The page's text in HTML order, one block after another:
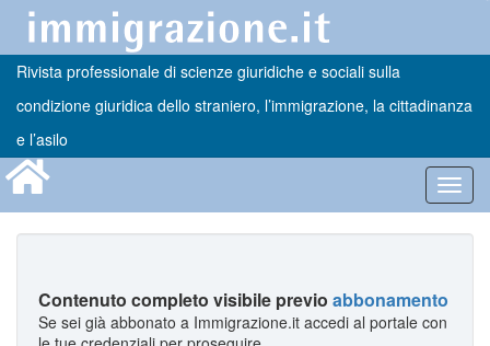
Rivista professionale di scienze giuridiche e sociali sulla
condizione giuridica dello straniero, l’immigrazione, la cittadinanza
e l’asilo
Contenuto completo visibile previo abbonamento
Se sei già abbonato a Immigrazione.it accedi al portale con